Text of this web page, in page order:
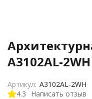
A3102AL-2WH
4.3 Написать отзыв
Артикул: A3102AL-2WH